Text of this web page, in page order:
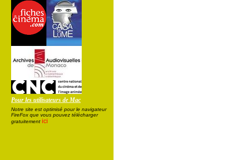
Pour les utilisateurs de Mac
Notre site est optimisé pour le navigateur
FireFox que vous pouvez télécharger
gratuitement ici